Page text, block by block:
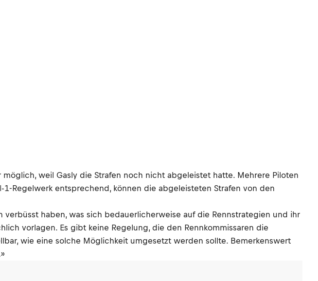
weil Gasly die Strafen noch nicht abgeleistet hatte. Mehrere Piloten
Regelwerk entsprechend, können die abgeleisteten Strafen von den
haben, was sich bedauerlicherweise auf die Rennstrategien und ihr
vorlagen. Es gibt keine Regelung, die den Rennkommissaren die
wie eine solche Möglichkeit umgesetzt werden sollte. Bemerkenswert